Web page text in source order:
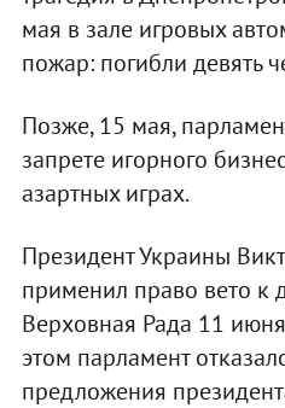
мая в зале игровых
пожар: погибли девять
Позже, 15 мая,
запрете игорного
азартных играх.
Президент Украины
применил право вето к
Верховная Рада 11
этом парламент
предложения